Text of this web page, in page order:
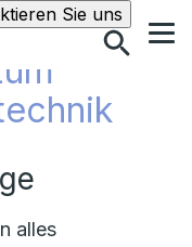
Sie unsSuche
alles